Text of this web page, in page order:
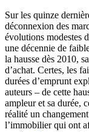
Sur les quinze
déconnexion des
évolutions modestes
une décennie de
la hausse dès 2010,
d’achat. Certes, les
durées d’emprunt
auteurs – de cette
ampleur et sa durée,
réalité un
l’immobilier qui ont